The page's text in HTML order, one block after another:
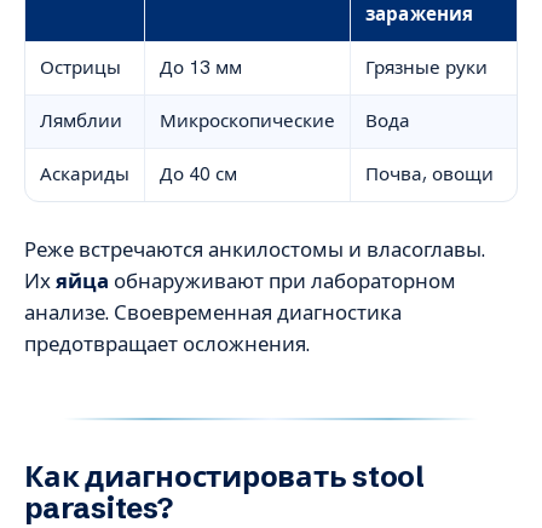
заражения
Острицы До 13 мм Грязные руки
Лямблии Микроскопические Вода
Аскариды До 40 см Почва, овощи
Реже встречаются анкилостомы и власоглавы.
Ихяйца обнаруживают при лабораторном
анализе. Своевременная диагностика
предотвращает осложнения.
Как диагностировать stool
parasites?